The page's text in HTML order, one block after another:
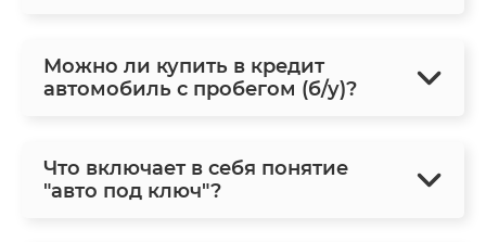
Можно ли купить в кредит
автомобиль с пробегом (б/у)?
Что включает в себя понятие
"авто под ключ"?